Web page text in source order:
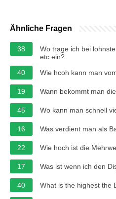
Ähnliche Fragen
38
Wo trage ich bei
etc ein?
40
Wie hcoh kann man
19 Wann bekommt man
45 Wo kann man schnell
16 Was verdient man als
22 Wie hoch ist die
17 Was ist wenn ich den
40 What is the highest the